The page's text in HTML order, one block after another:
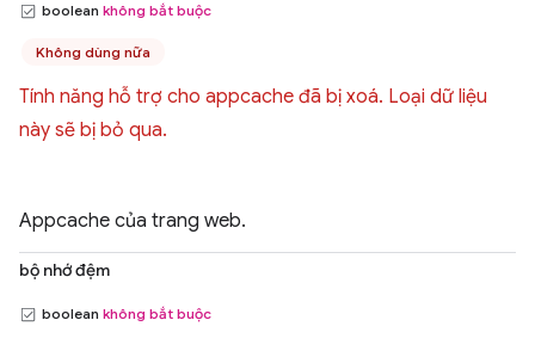
boolean không bắt buộc
Không dùng nữa
Tính năng hỗ trợ cho appcache đã bị xoá. Loại dữ liệu
này sẽ bị bỏ qua.
Appcache của trang web.
bộ nhớ đệm
boolean không bắt buộc